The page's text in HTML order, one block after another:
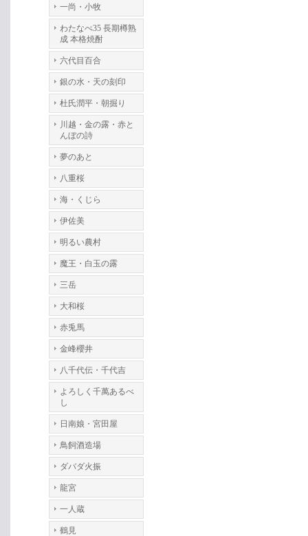
一尚・小牧
わたなべ35 長期樽熟
成 本格焼酎
六代目百合
銀の水・天の刻印
杜氏潤平・朝掘り
川越・金の露・赤と
んぼの詩
夢のあと
八重桜
海・くじら
伊佐美
明るい農村
魔王・白玉の露
三岳
大和桜
赤兎馬
金峰櫻井
八千代伝・千代吉
よろしく千萬あるべ
し
日南娘・宮田屋
鳥飼酒造場
ダバダ火振
龍宮
一人蔵
鶴見